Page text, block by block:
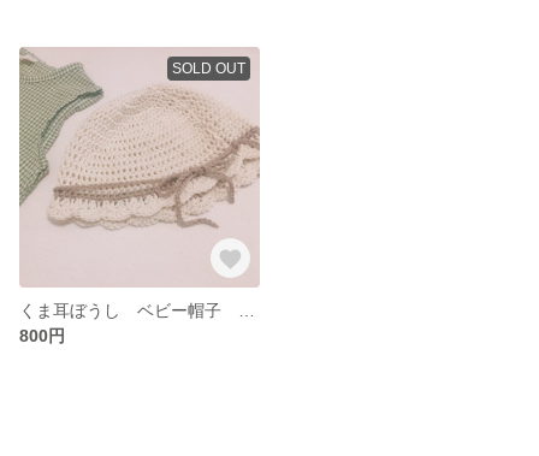
SOLD OUT
800円